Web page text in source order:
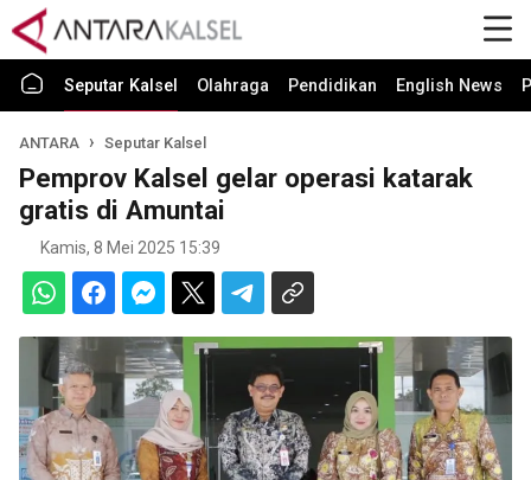
Seputar Kalsel Olahraga Pendidikan English News
ANTARA Seputar Kalsel
Pemprov Kalsel gelar operasi katarak
gratis di Amuntai
Kamis, 8 Mei 2025 15:39